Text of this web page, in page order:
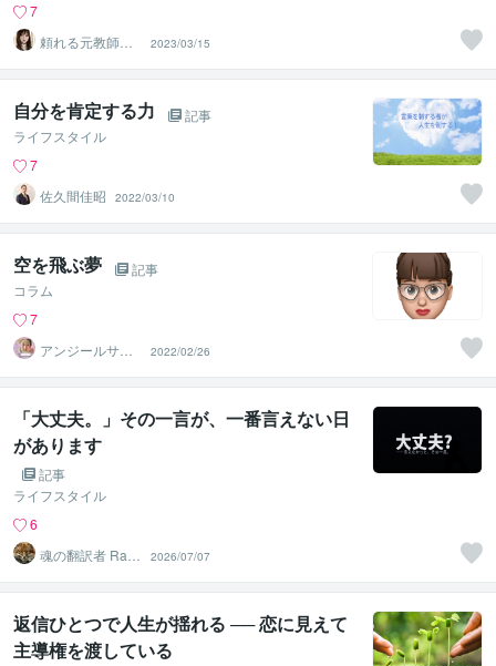
7
頼れる元教師✨
そら✨寄り添い
人
2023/03/15
自分を肯定する力
記事
ライフスタイル
7
佐久間佳昭
2022/03/10
空を飛ぶ夢
記事
コラム
7
アンジールサラ
イ・私の家
2022/02/26
「大丈夫。」その一言が、一番言えない日
があります
記事
ライフスタイル
6
魂の翻訳者 Ray
Mind
2026/07/07
返信ひとつで人生が揺れる ── 恋に見えて
主導権を渡している